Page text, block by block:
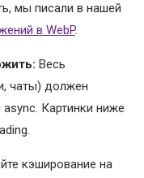
мы писали в нашей
в WebP.
Весь
чаты) должен
async. Картинки ниже
кэширование на